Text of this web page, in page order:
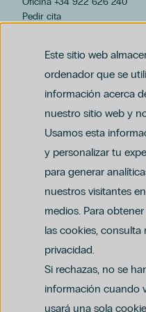
Este sitio web
ordenador que se
información acerca
nuestro sitio web y
Usamos esta
y personalizar tu
para generar
nuestros visitantes
medios. Para
las cookies, consulta
privacidad.
Si rechazas, no se
información cuando
usará una sola
Pedir cita
Política de privacidad y protección de
Política del canal ético (PDF)
Política de compliance penal (PDF)